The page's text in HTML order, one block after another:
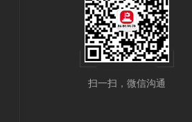
扫一扫，微信沟通